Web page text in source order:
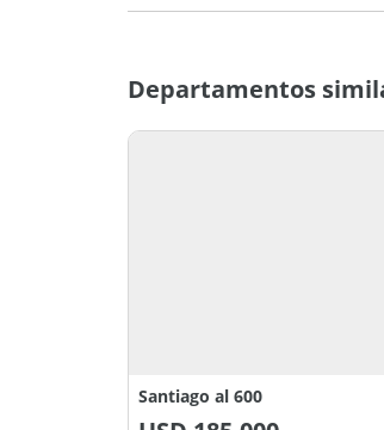
Departamentos
Santiago al 600